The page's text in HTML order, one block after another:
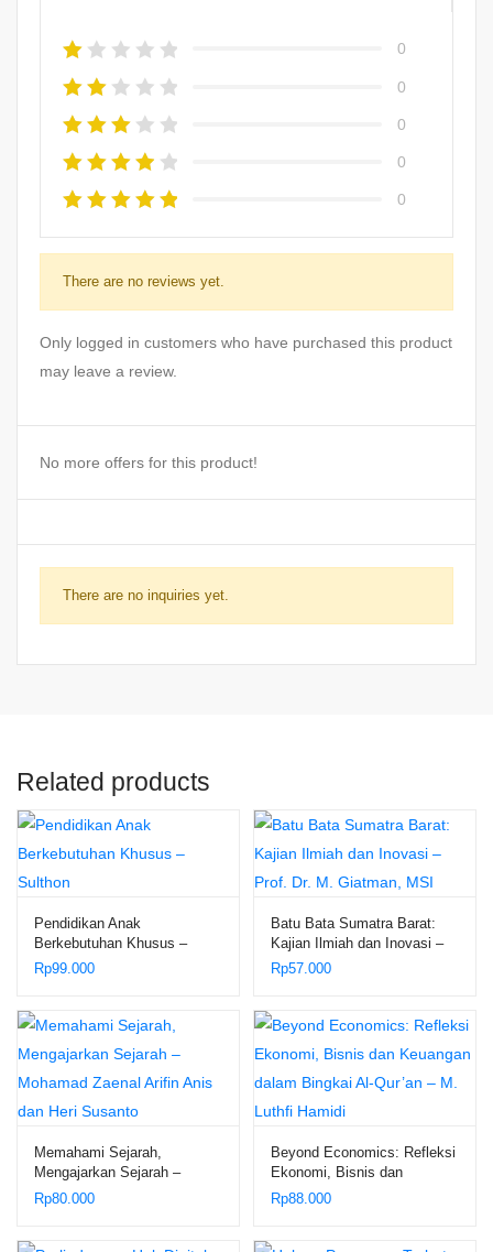
0
0
0
0
0
There are no reviews yet.
Only logged in customers who have purchased this product
may leave a review.
No more offers for this product!
There are no inquiries yet.
Related products
Pendidikan Anak
Berkebutuhan Khusus –
Sulthon
Rp99.000
Batu Bata Sumatra Barat:
Kajian Ilmiah dan Inovasi –
Prof. Dr. M. Giatman, MSI
Rp57.000
Memahami Sejarah,
Mengajarkan Sejarah –
Mohamad Zaenal Arifin Anis
dan Heri Susanto
Rp80.000
Beyond Economics: Refleksi
Ekonomi, Bisnis dan
Keuangan dalam Bingkai Al-
Qur’an – M. Luthfi Hamidi
Rp88.000